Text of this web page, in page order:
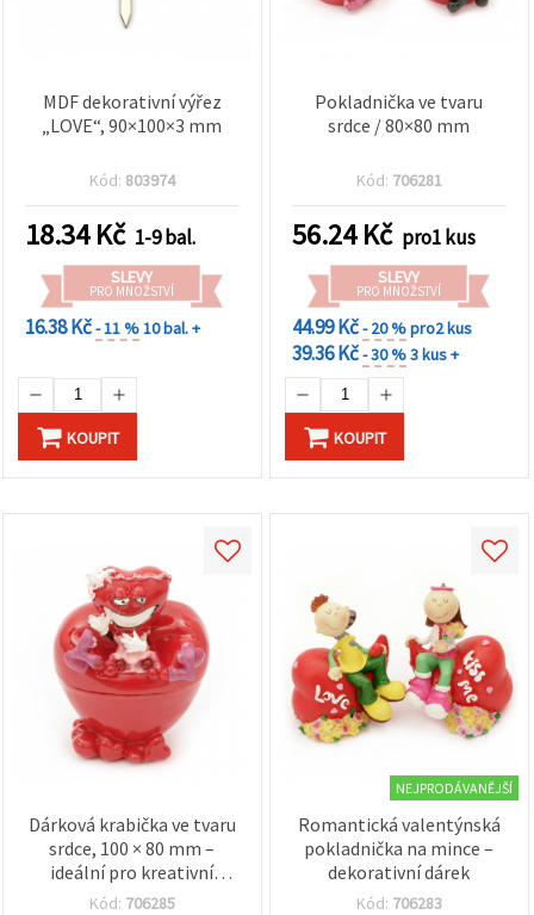
MDF dekorativní výřez
„LOVE“, 90×100×3 mm
Kód: 803974
18.34Kč 1-9 bal.
SLEVY
PRO MNOŽSTVÍ
16.38 Kč- 11 %10 bal. +
KOUPIT
Pokladnička ve tvaru
srdce / 80×80 mm
Kód: 706281
56.24Kč pro1 kus
SLEVY
PRO MNOŽSTVÍ
44.99 Kč- 20 %pro2 kus
39.36 Kč- 30 %3 kus +
KOUPIT
Dárková krabička ve tvaru
srdce, 100 × 80 mm –
ideální pro kreativní
valentýnské tvoření
Kód: 706285
NEJPRODÁVANĚJŠÍ
Romantická valentýnská
pokladnička na mince –
dekorativní dárek
Kód: 706283